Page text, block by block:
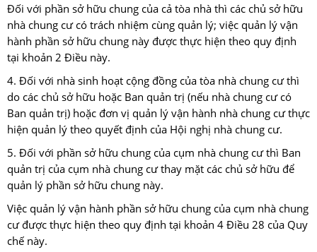
Đối với phần sở hữu chung của cả tòa nhà thì các chủ sở hữu
nhà chung cư có trách nhiệm cùng quản lý; việc quản lý vận
hành phần sở hữu chung này được thực hiện theo quy định
tại khoản 2 Điều này.
4. Đối với nhà sinh hoạt cộng đồng của tòa nhà chung cư thì
do các chủ sở hữu hoặc Ban quản trị (nếu nhà chung cư có
Ban quản trị) hoặc đơn vị quản lý vận hành nhà chung cư thực
hiện quản lý theo quyết định của Hội nghị nhà chung cư.
5. Đối với phần sở hữu chung của cụm nhà chung cư thì Ban
quản trị của cụm nhà chung cư thay mặt các chủ sở hữu để
quản lý phần sở hữu chung này.
Việc quản lý vận hành phần sở hữu chung của cụm nhà chung
cư được thực hiện theo quy định tại khoản 4 Điều 28 của Quy
chế này.